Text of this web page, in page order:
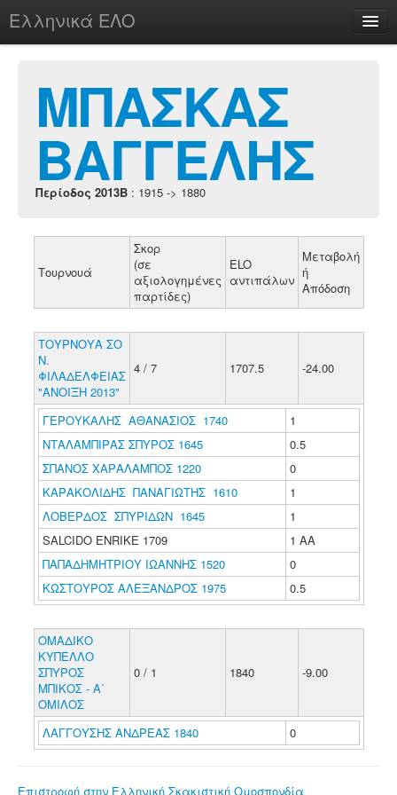
Ελληνικά ΕΛΟ
chesstu.be @ discord
Login
ΜΠΑΣΚΑΣ
ΒΑΓΓΕΛΗΣ
Περίοδος 2013B : 1915 -> 1880
Τουρνουά
Σκορ
(σε
αξιολογημένες
παρτίδες)
ELO
αντιπάλων
Μεταβολή
ή
Απόδοση
ΤΟΥΡΝΟΥΑ ΣΟ
Ν.
ΦΙΛΑΔΕΛΦΕΙΑΣ
"ΑΝΟΙΞΗ 2013"
4 / 7 1707.5 -24.00
ΓΕΡΟΥΚΑΛΗΣ ΑΘΑΝΑΣΙΟΣ 1740
1
ΝΤΑΛΑΜΠΙΡΑΣ ΣΠΥΡΟΣ 1645
0.5
ΣΠΑΝΟΣ ΧΑΡΑΛΑΜΠΟΣ 1220
0
ΚΑΡΑΚΟΛΙΔΗΣ ΠΑΝΑΓΙΩΤΗΣ 1610
1
ΛΟΒΕΡΔΟΣ ΣΠΥΡΙΔΩΝ 1645
1
SALCIDO ENRIKE 1709
1 ΑΑ
ΠΑΠΑΔΗΜΗΤΡΙΟΥ ΙΩΑΝΝΗΣ 1520
0
ΚΩΣΤΟΥΡΟΣ ΑΛΕΞΑΝΔΡΟΣ 1975
0.5
ΟΜΑΔΙΚΟ
ΚΥΠΕΛΛΟ
ΣΠΥΡΟΣ
ΜΠΙΚΟΣ - Α΄
ΟΜΙΛΟΣ
0 / 1 1840 -9.00
ΛΑΓΓΟΥΣΗΣ ΑΝΔΡΕΑΣ 1840 0
Επιστροφή στην Ελληνική Σκακιστική Ομοσπονδία